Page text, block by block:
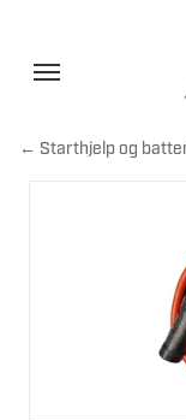
← Starthjelp og